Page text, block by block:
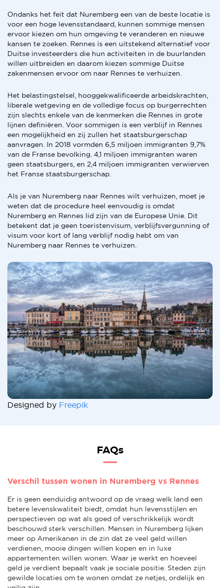
Ondanks het feit dat Nuremberg een van de beste locatie is
voor een hoge levensstandaard, kunnen sommige mensen
ervoor kiezen om hun omgeving te veranderen en nieuwe
kansen te zoeken. Rennes is een uitstekend alternatief voor
Duitse investeerders die hun activiteiten in de buurlanden
willen uitbreiden en daarom kiezen sommige Duitse
zakenmensen ervoor om naar Rennes te verhuizen.
Het belastingstelsel, hooggekwalificeerde arbeidskrachten,
liberale wetgeving en de volledige focus op burgerrechten
zijn slechts enkele van de kenmerken die Rennes in grote
lijnen definiëren. Voor sommigen is een verblijf in Rennes
een mogelijkheid en zij zullen het staatsburgerschap
aanvragen. In 2018 vormden 6,5 miljoen immigranten 9,7%
van de Franse bevolking. 4,1 miljoen immigranten waren
geen staatsburgers, en 2,4 miljoen immigranten verwierven
het Franse staatsburgerschap.
Als je van Nuremberg naar Rennes wilt verhuizen, moet je
weten dat de procedure heel eenvoudig is omdat
Nuremberg en Rennes lid zijn van de Europese Unie. Dit
betekent dat je geen toeristenvisum, verblijfsvergunning of
visum voor kort of lang verblijf nodig hebt om van
Nuremberg naar Rennes te verhuizen.
Designed by Freepik
FAQs
Verschil tussen wonen in Nuremberg vs Rennes
Er is geen eenduidig antwoord op de vraag welk land een
betere levenskwaliteit biedt, omdat hun levensstijlen en
perspectieven op wat als goed of verschrikkelijk wordt
beschouwd sterk verschillen. Mensen in Nuremberg lijken
meer op Amerikanen in de zin dat ze veel geld willen
verdienen, mooie dingen willen kopen en in luxe
appartementen willen wonen. Waar je werkt en hoeveel
geld je verdient bepaalt vaak je sociale positie. Steden zijn
gewilde locaties om te wonen omdat ze netjes, ordelijk en